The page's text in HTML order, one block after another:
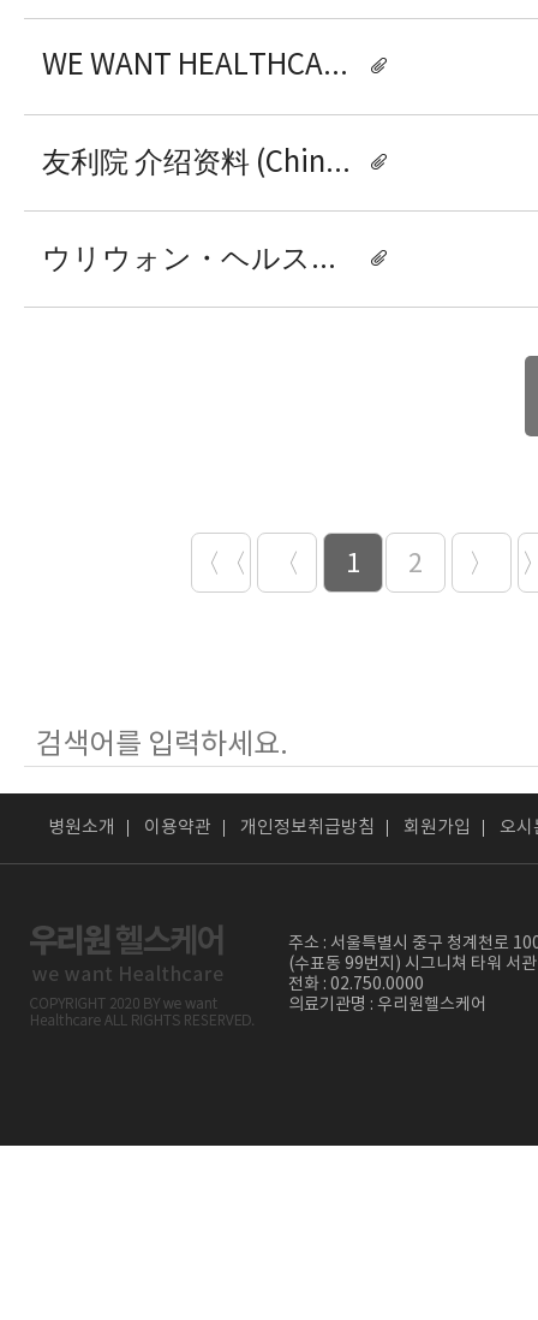
WE WANT HEALTHCARE Introduction (English)
友利院 介绍资料 (Chinese)
ウリウォン・ヘルスケアの 紹介資料 (Japanese)
〈〈 〈 1 2 〉
병원소개 이용약관 개인정보취급방침 회원가입 오시
주소 : 서울특별시 중구 청계천로
(수표동 99번지) 시그니쳐 타워 서
전화 : 02.750.0000
의료기관명 : 우리원헬스케어